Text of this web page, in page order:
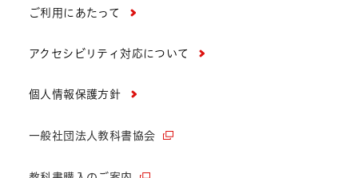
ご利用にあたって
アクセシビリティ対応について
個人情報保護方針
一般社団法人教科書協会